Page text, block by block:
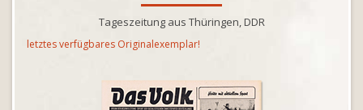
Tageszeitung aus Thüringen, DDR
letztes verfügbares Originalexemplar!